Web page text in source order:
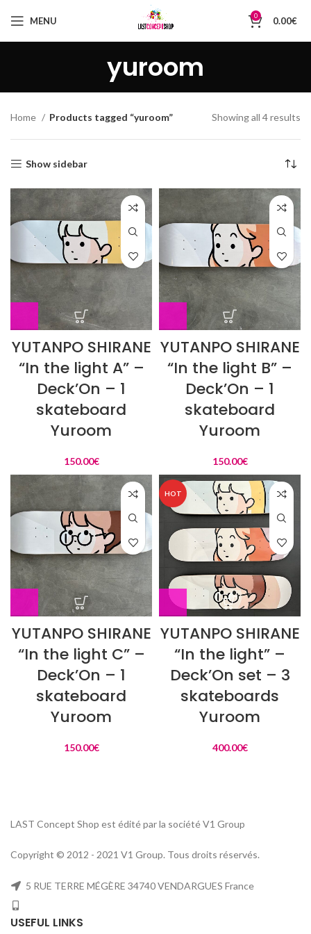
MENU 0 0.00€
yuroom
Home Products tagged “yuroom” Showing all 4 results
Show sidebar
YUTANPO SHIRANE
“In the light A” –
Deck’On – 1
skateboard
Yuroom
150.00€
YUTANPO SHIRANE
“In the light B” –
Deck’On – 1
skateboard
Yuroom
150.00€
YUTANPO SHIRANE
“In the light C” –
Deck’On – 1
skateboard
Yuroom
150.00€
HOT
YUTANPO SHIRANE
“In the light” –
Deck’On set – 3
skateboards
Yuroom
400.00€
LAST Concept Shop est édité par la société V1 Group
Copyright © 2012 - 2021 V1 Group. Tous droits réservés.
5 RUE TERRE MÉGÈRE 34740 VENDARGUES France
USEFUL LINKS